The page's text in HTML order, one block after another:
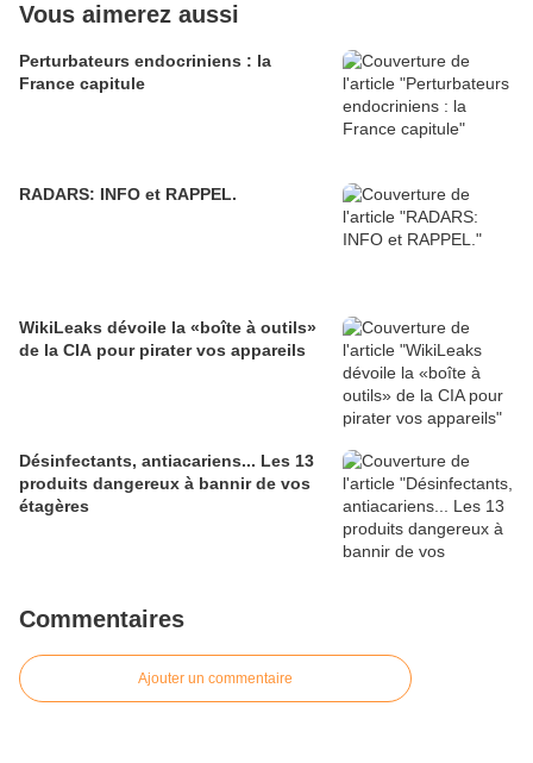
Vous aimerez aussi
Perturbateurs endocriniens : la
France capitule
RADARS: INFO et RAPPEL.
WikiLeaks dévoile la «boîte à outils»
de la CIA pour pirater vos appareils
Désinfectants, antiacariens... Les 13
produits dangereux à bannir de vos
étagères
Commentaires
Ajouter un commentaire